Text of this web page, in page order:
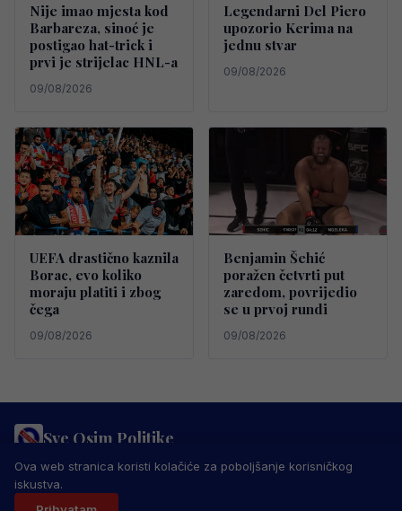
Nije imao mjesta kod
Barbareza, sinoć je
postigao hat-trick i
prvi je strijelac HNL-a
09/08/2026
Legendarni Del Piero
upozorio Kerima na
jednu stvar
09/08/2026
UEFA drastično kaznila
Borac, evo koliko
moraju platiti i zbog
čega
09/08/2026
Benjamin Šehić
poražen četvrti put
zaredom, povrijedio
se u prvoj rundi
09/08/2026
Sve Osim Politike
PRAVILA PRIVATNOSTI MARKETING
USLOVI KORIŠTENJA
IMPRESSUM
© 2026 Sve Osim Politike. Sva prava zadržana.
Ova web stranica koristi kolačiće za poboljšanje korisničkog
iskustva.